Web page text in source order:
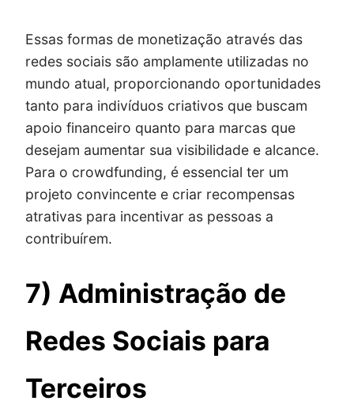
Essas formas de monetização através das
redes sociais são amplamente utilizadas no
mundo atual, proporcionando oportunidades
tanto para indivíduos criativos que buscam
apoio financeiro quanto para marcas que
desejam aumentar sua visibilidade e alcance.
Para o crowdfunding, é essencial ter um
projeto convincente e criar recompensas
atrativas para incentivar as pessoas a
contribuírem.
7) Administração de
Redes Sociais para
Terceiros